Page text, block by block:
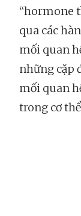
“hormone
qua các
mối quan
những cặp
mối quan
trong cơ